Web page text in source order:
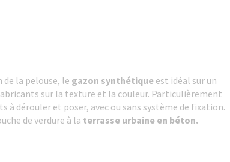
la pelouse, le gazon synthétique est idéal sur un
sur la texture et la couleur. Particulièrement
à dérouler et poser, avec ou sans système de fixation.
de verdure à la terrasse urbaine en béton.